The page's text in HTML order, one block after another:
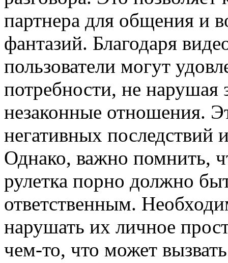
партнера для общения и
фантазий. Благодаря
пользователи могут
потребности, не нарушая
незаконные отношения.
негативных последствий
Однако, важно помнить,
рулетка порно должно
ответственным.
нарушать их личное
чем-то, что может